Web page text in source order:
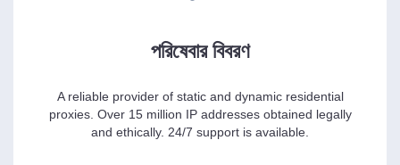
পরিষেবার বিবরণ
A reliable provider of static and dynamic residential
proxies. Over 15 million IP addresses obtained legally
and ethically. 24/7 support is available.